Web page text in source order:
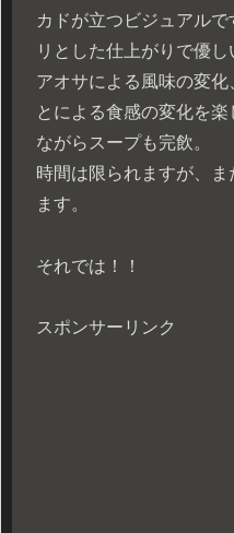
カドが立つビジュアル
リとした仕上がりで優し
アオサによる風味の変
とによる食感の変化を
ながらスープも完飲。
時間は限られますが、
ます。
それでは！！
スポンサーリンク